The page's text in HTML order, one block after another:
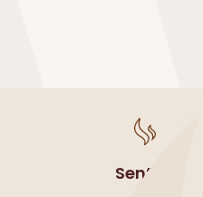
Sentori